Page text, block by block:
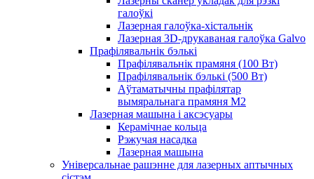
галоўкі
Лазерная галоўка-хістальнік
Лазерная 3D-друкаваная галоўка Galvo
Прафілявальнік бэлькі
Прафілявальнік прамяня (100 Вт)
Прафілявальнік бэлькі (500 Вт)
Аўтаматычны прафілятар
вымяральнага прамяня M2
Лазерная машына і аксэсуары
Керамічнае кольца
Рэжучая насадка
Лазерная машына
Універсальнае рашэнне для лазерных аптычных